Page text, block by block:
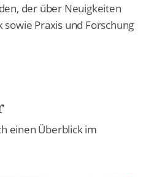
der über Neuigkeiten
Praxis und Forschung
einen Überblick im